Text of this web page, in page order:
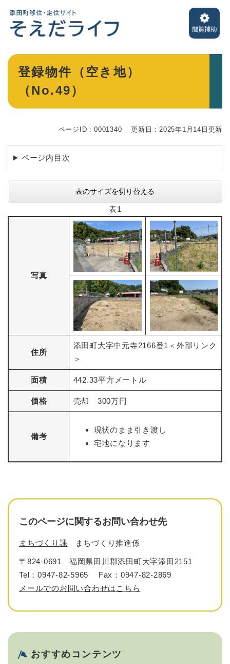
本
登録物件（空き地）
（No.49）
ページID：0001340 更新日：2025年1月14日更新
ページ内目次
表のサイズを切り替える
表1
写真
住所
添田町大字中元寺2166番1 ＜外部リンク
＞
面積 442.33平方メートル
価格 売却 300万円
備考
現状のまま引き渡し
宅地になります
このページに関するお問い合わせ先
まちづくり課 まちづくり推進係
〒824-0691
福岡県田川郡添田町大字添田2151
Tel：0947-82-5965
Fax：0947-82-2869
メールでのお問い合わせはこちら
おすすめコンテンツ